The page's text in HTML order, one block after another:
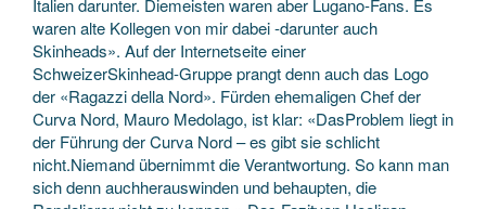
waren alte Kollegen von mir dabei -darunter auch
Skinheads». Auf der Internetseite einer
SchweizerSkinhead-Gruppe prangt denn auch das Logo
der «Ragazzi della Nord». Fürden ehemaligen Chef der
Curva Nord, Mauro Medolago, ist klar: «DasProblem liegt in
der Führung der Curva Nord – es gibt sie schlicht
nicht.Niemand übernimmt die Verantwortung. So kann man
sich denn auchherauswinden und behaupten, die